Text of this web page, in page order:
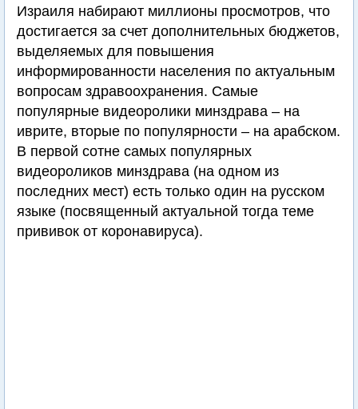
Израиля набирают миллионы просмотров, что
достигается за счет дополнительных бюджетов,
выделяемых для повышения
информированности населения по актуальным
вопросам здравоохранения. Самые
популярные видеоролики минздрава – на
иврите, вторые по популярности – на арабском.
В первой сотне самых популярных
видеороликов минздрава (на одном из
последних мест) есть только один на русском
языке (посвященный актуальной тогда теме
прививок от коронавируса).